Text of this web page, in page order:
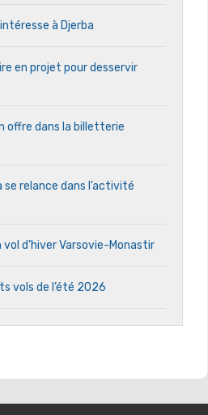
à Djerba
en projet pour desservir
offre dans la billetterie
se relance dans l’activité
d’hiver Varsovie-Monastir
vols de l’été 2026